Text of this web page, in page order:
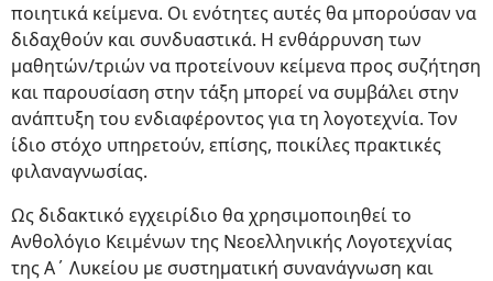
ποιητικά κείμενα. Οι ενότητες αυτές θα μπορούσαν να
διδαχθούν και συνδυαστικά. Η ενθάρρυνση των
μαθητών/τριών να προτείνουν κείμενα προς συζήτηση
και παρουσίαση στην τάξη μπορεί να συμβάλει στην
ανάπτυξη του ενδιαφέροντος για τη λογοτεχνία. Τον
ίδιο στόχο υπηρετούν, επίσης, ποικίλες πρακτικές
φιλαναγνωσίας.
Ως διδακτικό εγχειρίδιο θα χρησιμοποιηθεί το
Ανθολόγιο Κειμένων της Νεοελληνικής Λογοτεχνίας
της Α΄ Λυκείου με συστηματική συνανάγνωση και